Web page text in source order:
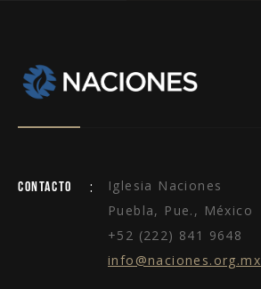
Contacto :
Iglesia Naciones
Puebla, Pue., México
+52 (222) 841 9648
info@naciones.org.mx